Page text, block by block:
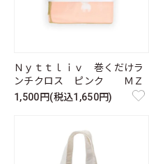
Ｎｙｔｔｌｉｖ 巻くだけラ
ンチクロス ピンク ＭＺ
1,500円(税込1,650円)